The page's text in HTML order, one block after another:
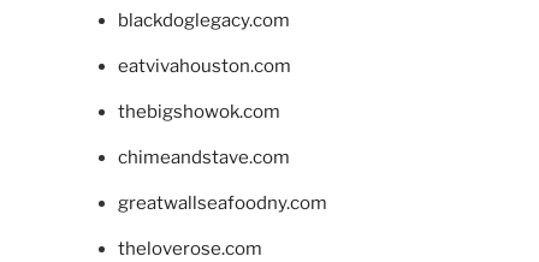
blackdoglegacy.com
eatvivahouston.com
thebigshowok.com
chimeandstave.com
greatwallseafoodny.com
theloverose.com